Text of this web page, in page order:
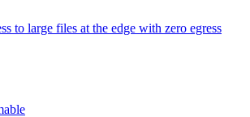
to large files at the edge with zero egress